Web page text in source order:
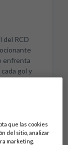
del RCD
enfrenta
gol y
que las cookies
del sitio, analizar
marketing.